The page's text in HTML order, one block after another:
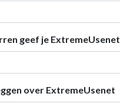
geef je ExtremeUsenet
over ExtremeUsenet